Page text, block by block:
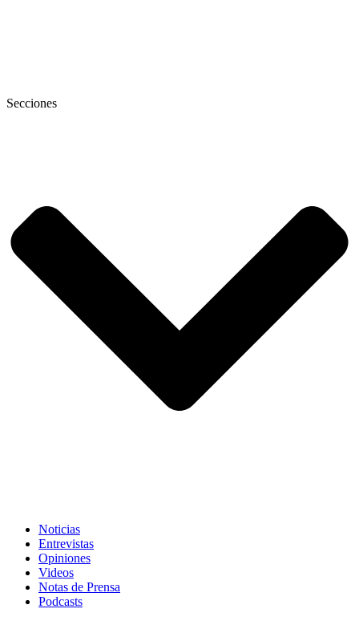
Secciones
Noticias
Entrevistas
Opiniones
Videos
Notas de Prensa
Podcasts